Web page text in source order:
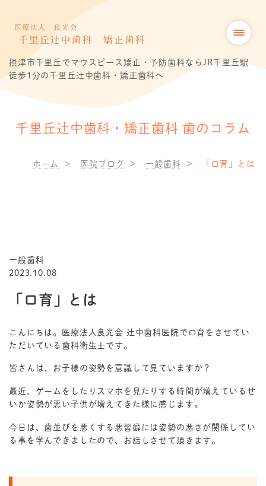
摂津市千里丘でマウスピース矯正・予防歯科ならJR千里丘駅
徒歩1分の千里丘辻中歯科・矯正歯科へ
千里丘辻中歯科・矯正歯科 歯のコラム
ホーム 医院ブログ 一般歯科 「口育」とは
一般歯科
2023.10.08
「口育」とは
こんにちは。医療法人良光会 辻中歯科医院で口育をさせてい
ただいている歯科衛生士です。
皆さんは、お子様の姿勢を意識して見ていますか？
最近、ゲームをしたりスマホを見たりする時間が増えているせ
いか姿勢が悪い子供が増えてきた様に感じます。
今日は、歯並びを悪くする悪習癖には姿勢の悪さが関係してい
る事を学んできましたので、お話しさせて頂きます。